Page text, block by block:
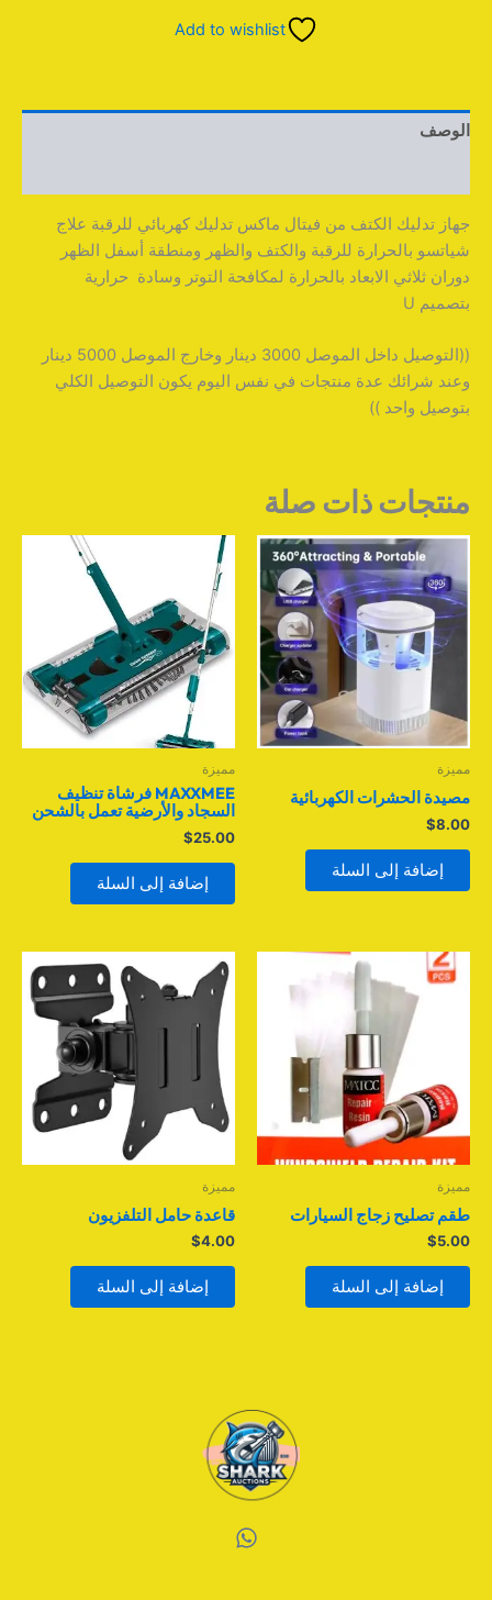
Add to wishlist
الوصف
جهاز تدليك الكتف من فيتال ماكس تدليك كهربائي للرقبة علاج
شياتسو بالحرارة للرقبة والكتف والظهر ومنطقة أسفل الظهر
دوران ثلاثي الابعاد بالحرارة لمكافحة التوتر وسادة حرارية
بتصميم
((التوصيل داخل الموصل 3000 دينار وخارج الموصل 5000 دينار
وعند شرائك عدة منتجات في نفس اليوم يكون التوصيل الكلي
بتوصيل واحد ))
منتجات ذات صلة
مميزة
مصيدة الحشرات الكهربائية
$8.00
إضافة إلى السلة
مميزة
MAXXMEE فرشاة تنظيف
السجاد والأرضية تعمل بالشحن
$25.00
إضافة إلى السلة
مميزة
طقم تصليح زجاج السيارات
$5.00
إضافة إلى السلة
مميزة
قاعدة حامل التلفزيون
$4.00
إضافة إلى السلة